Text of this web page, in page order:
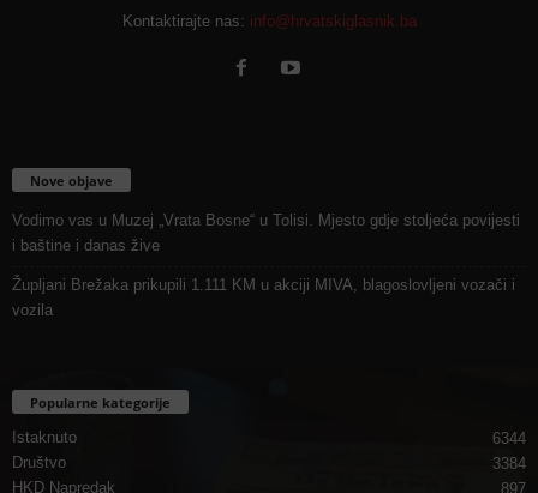
Kontaktirajte nas: info@hrvatskiglasnik.ba
Nove objave
Vodimo vas u Muzej „Vrata Bosne“ u Tolisi. Mjesto gdje stoljeća povijesti
i baštine i danas žive
Župljani Brežaka prikupili 1.111 KM u akciji MIVA, blagoslovljeni vozači i
vozila
Popularne kategorije
Istaknuto
6344
Društvo
3384
HKD Napredak
897